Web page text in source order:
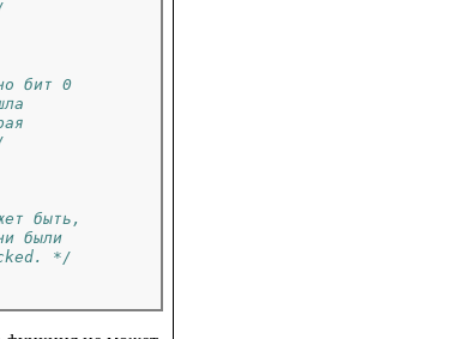
бит 0
быть,
были
*/